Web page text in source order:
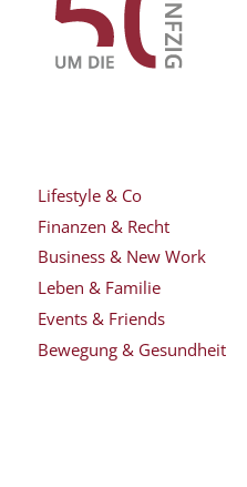
Lifestyle & Co
Finanzen & Recht
Business & New Work
Leben & Familie
Events & Friends
Bewegung & Gesundheit